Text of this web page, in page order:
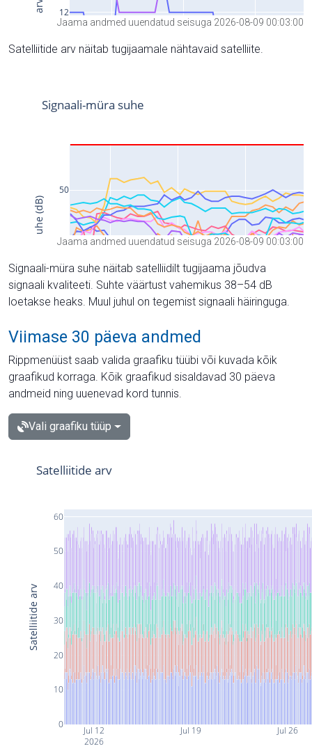
Jaama andmed uuendatud seisuga 2026-08-09 00:03:00
Satelliitide arv näitab tugijaamale nähtavaid satelliite.
Jaama andmed uuendatud seisuga 2026-08-09 00:03:00
Signaali-müra suhe näitab satelliidilt tugijaama jõudva
signaali kvaliteeti. Suhte väärtust vahemikus 38–54 dB
loetakse heaks. Muul juhul on tegemist signaali häiringuga.
Viimase 30 päeva andmed
Rippmenüüst saab valida graafiku tüübi või kuvada kõik
graafikud korraga. Kõik graafikud sisaldavad 30 päeva
andmeid ning uuenevad kord tunnis.
Vali graafiku tüüp
Jul 12
2026
Jul 19 Jul 26
0
10
20
30
40
50
60
Satelliitide arv
Satelliitide arv